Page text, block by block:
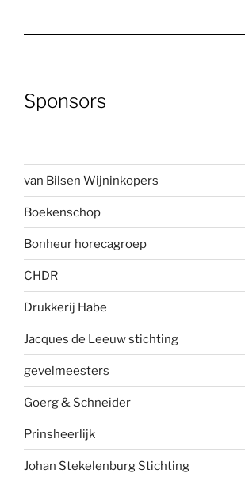
Sponsors
van Bilsen Wijninkopers
Boekenschop
Bonheur horecagroep
CHDR
Drukkerij Habe
Jacques de Leeuw stichting
gevelmeesters
Goerg & Schneider
Prinsheerlijk
Johan Stekelenburg Stichting